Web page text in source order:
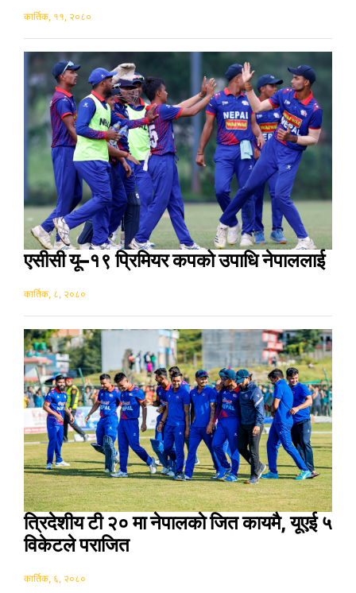
कार्तिक, ११, २०८०
एसीसी यू–१९ प्रिमियर कपको उपाधि नेपाललाई
कार्तिक, ८, २०८०
त्रिदेशीय टी २० मा नेपालकाे जित कायमै, यूएई ५
विकेटले पराजित
कार्तिक, ६, २०८०